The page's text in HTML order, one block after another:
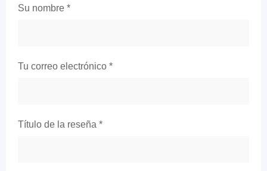
Su nombre *
Tu correo electrónico *
Título de la reseña *